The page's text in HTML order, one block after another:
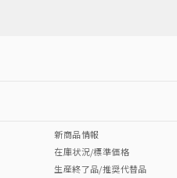
Cr(VI)
新商品情報
在庫状況/標準価格
生産終了品/推奨代替品